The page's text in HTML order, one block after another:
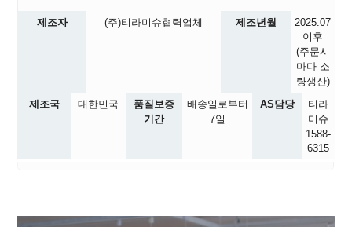
제조자 (주)티라미슈협력업체 제조년월
2025.07
이후
(주문시
마다 소
량생산)
제조국
대한민국
품질보증
기간
배송일로부터
7일
AS담당
티라
미슈
1588-
6315